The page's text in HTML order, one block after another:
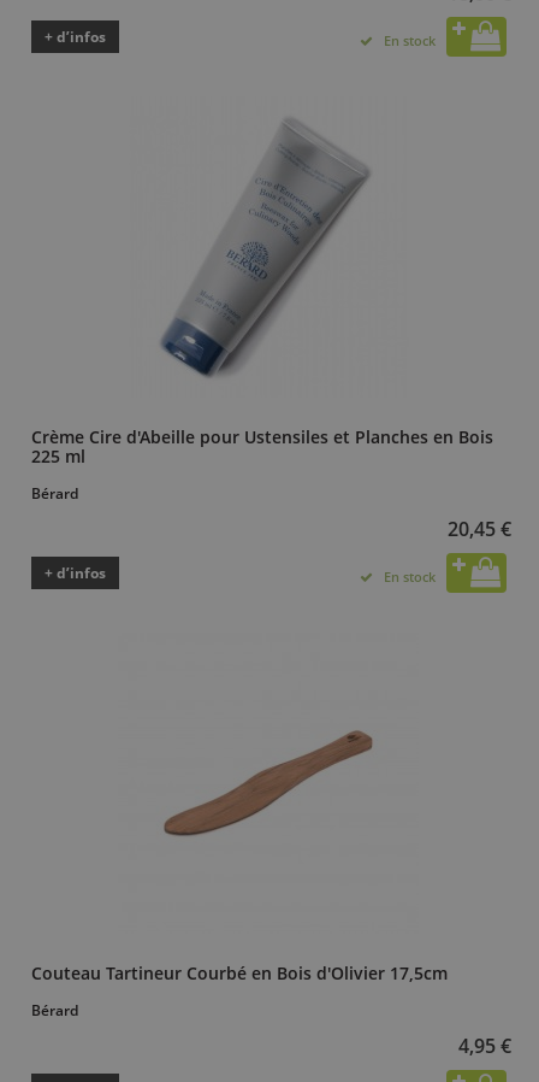
+ d’infos En stock
Crème Cire d'Abeille pour Ustensiles et Planches en Bois
225 ml
Bérard
20,45 €
+ d’infos En stock
Couteau Tartineur Courbé en Bois d'Olivier 17,5cm
Bérard
4,95 €